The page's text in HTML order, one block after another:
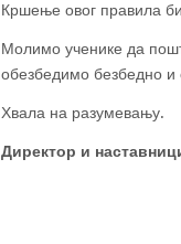
Кршење овог правила
Молимо ученике да
обезбедимо безбедно и
Хвала на разумевању.
Директор и